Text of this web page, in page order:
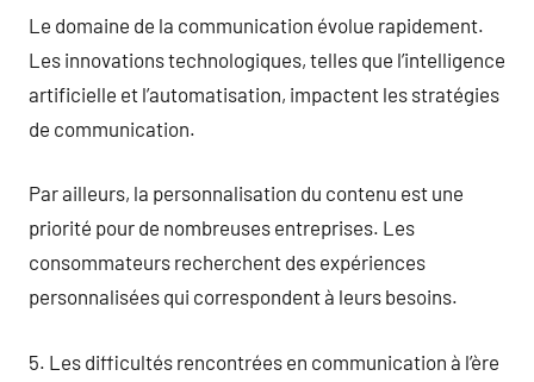
Le domaine de la communication évolue rapidement.
Les innovations technologiques, telles que l’intelligence
artificielle et l’automatisation, impactent les stratégies
de communication.
Par ailleurs, la personnalisation du contenu est une
priorité pour de nombreuses entreprises. Les
consommateurs recherchent des expériences
personnalisées qui correspondent à leurs besoins.
5. Les difficultés rencontrées en communication à l’ère